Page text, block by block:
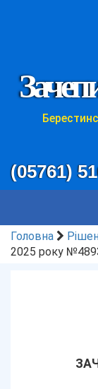
(05761)
Головна
2025 року